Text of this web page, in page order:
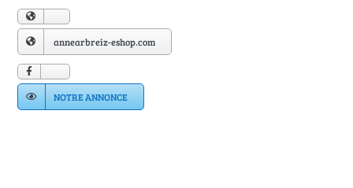
Actualités
Contact
annearbreiz-eshop.com
NOTRE ANNONCE